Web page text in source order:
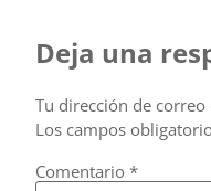
Deja una
Tu dirección de
Los campos
Comentario *